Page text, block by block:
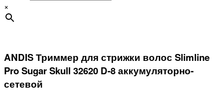
×
ANDIS Триммер для стрижки волос Slimline
Pro Sugar Skull 32620 D-8 аккумуляторно-
сетевой